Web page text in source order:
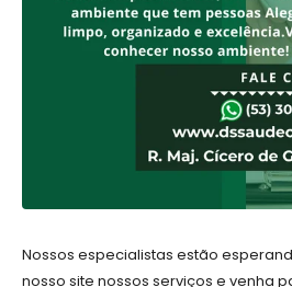
Nossos especialistas estão
nosso site nossos serviços e venha